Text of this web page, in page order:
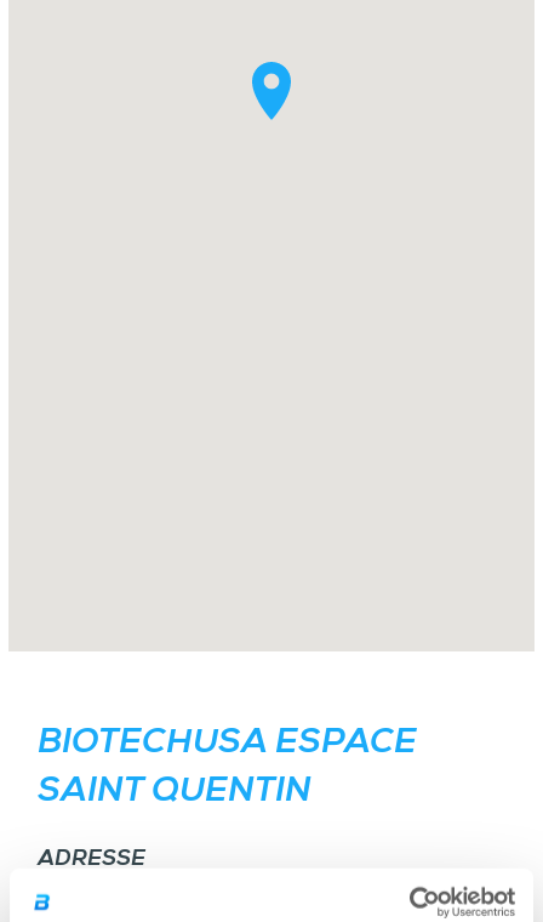
BIOTECHUSA ESPACE
SAINT QUENTIN
ADRESSE
Centre Commercial Espace Saint Quentin,
5 Rue